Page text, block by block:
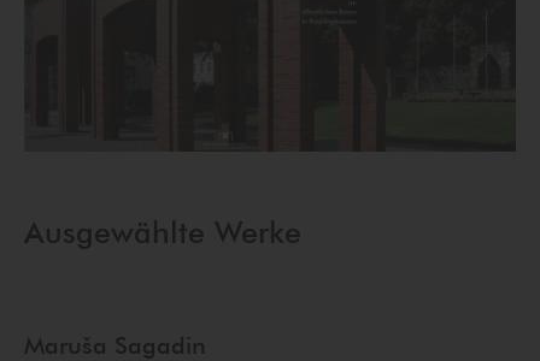
Ausgewählte Werke
Maruša Sagadin